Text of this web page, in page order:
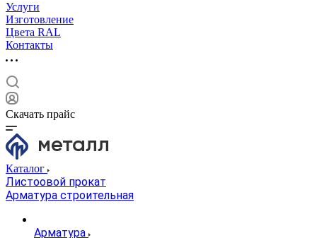
Услуги
Изготовление
Цвета RAL
Контакты
Скачать прайс
Каталог
Листоовой прокат
Арматура строительная
Арматура